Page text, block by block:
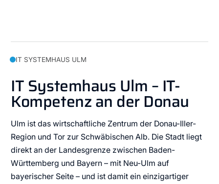
IT SYSTEMHAUS ULM
IT Systemhaus Ulm – IT-
Kompetenz an der Donau
Ulm ist das wirtschaftliche Zentrum der Donau-Iller-
Region und Tor zur Schwäbischen Alb. Die Stadt liegt
direkt an der Landesgrenze zwischen Baden-
Württemberg und Bayern – mit Neu-Ulm auf
bayerischer Seite – und ist damit ein einzigartiger